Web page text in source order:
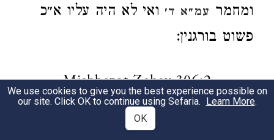
ומחמר עמ״א ד׳ ואי לא היה עליו א״כ
פשוט בורגנין:
Mishbezot Zahav 306:2
עט״ז בשל״ט ס״ד ולט״ז אם לא
We use cookies to give you the best experience possible on
our site. Click OK to continue using Sefaria. Learn More.
OK